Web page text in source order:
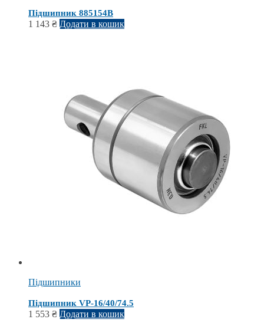
Підшипник 885154В
1 143 ₴ Додати в кошик
Підшипники
Підшипник VP-16/40/74.5
1 553 ₴ Додати в кошик